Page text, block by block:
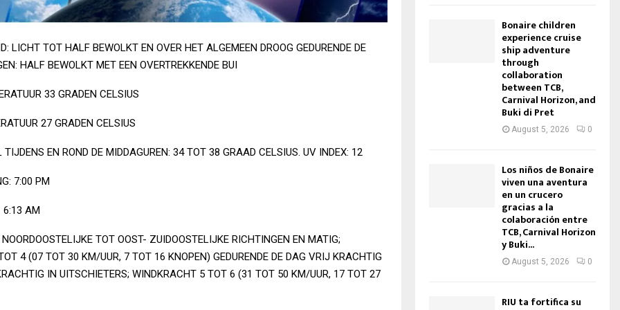
LICHT TOT HALF BEWOLKT EN OVER HET ALGEMEEN DROOG GEDURENDE DE
HALF BEWOLKT MET EEN OVERTREKKENDE BUI
33 GRADEN CELSIUS
27 GRADEN CELSIUS
TIJDENS EN ROND DE MIDDAGUREN: 34 TOT 38 GRAAD CELSIUS. UV INDEX: 12
7:00 PM
AM
TOT OOST- ZUIDOOSTELIJKE RICHTINGEN EN MATIG;
4 (07 TOT 30 KM/UUR, 7 TOT 16 KNOPEN) GEDURENDE DE DAG VRIJ KRACHTIG
IN UITSCHIETERS; WINDKRACHT 5 TOT 6 (31 TOT 50 KM/UUR, 17 TOT 27
Bonaire children
experience cruise
ship adventure
through
collaboration
between TCB,
Carnival Horizon, and
Buki di Pret
August 5, 2026 0
Los niños de Bonaire
viven una aventura
en un crucero
gracias a la
colaboración entre
TCB, Carnival Horizon
y Buki...
August 5, 2026 0
RIU ta fortifica su